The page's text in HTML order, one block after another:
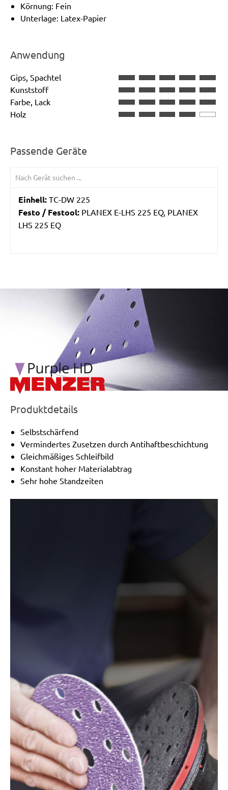
Körnung: Fein
Unterlage: Latex-Papier
Anwendung
Gips, Spachtel
Kunststoff
Farbe, Lack
Holz
Passende Geräte
Einhell: TC-DW 225
Festo / Festool: PLANEX E-LHS 225 EQ, PLANEX
LHS 225 EQ
/marketing/parallax/menzer/parallax_logos/
Produktdetails
Selbstschärfend
Vermindertes Zusetzen durch Antihaftbeschichtung
Gleichmäßiges Schleifbild
Konstant hoher Materialabtrag
Sehr hohe Standzeiten